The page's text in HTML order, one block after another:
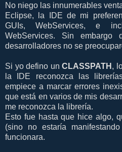
No niego las innumerables
Eclipse, la IDE de mi
GUIs, WebServices, e
WebServices. Sin
desarrolladores no se
Si yo defino unCLASSPATH ,
la IDE reconozca las
empiece a marcar errores
que está en varios de mis
me reconozca la librería.
Esto fue hasta que hice algo,
(sino no estaría
funcionara.